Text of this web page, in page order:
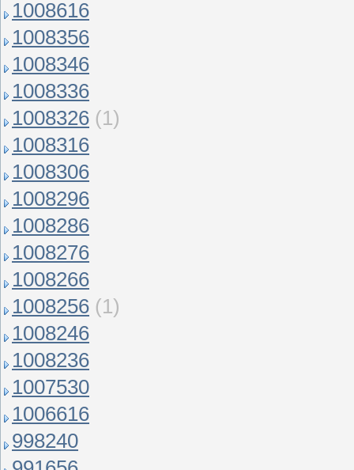
1008616
1008356
1008346
1008336
1008326 (1)
1008316
1008306
1008296
1008286
1008276
1008266
1008256 (1)
1008246
1008236
1007530
1006616
998240